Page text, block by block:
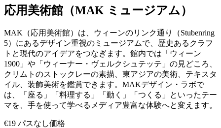
応用美術館（MAK ミュージアム）
MAK（応用美術館）は、ウィーンのリンク通り（Stubenring
5）にあるデザイン重視のミュージアムで、歴史あるクラフ
トと現代のアイデアをつなぎます。館内では「ウィーン
1900」や「ウィーナー・ヴェルクシュテッテ」の見どころ、
クリムトのストックレーの素描、東アジアの美術、テキスタ
イル、装飾美術を鑑賞できます。MAKデザイン・ラボで
は、「座る」「料理する」「動く」「つくる」といったテー
マを、手を使って学べるメディア豊富な体験へと変えます。
€19 パスなし価格